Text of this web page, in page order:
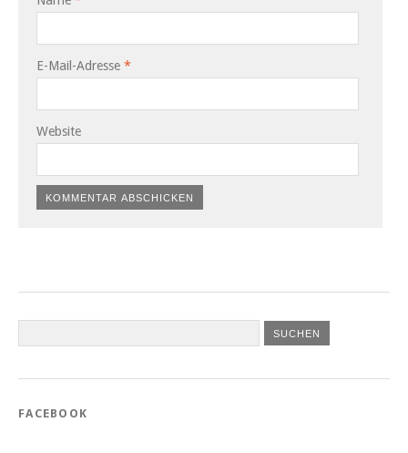
E-Mail-Adresse *
Website
FACEBOOK